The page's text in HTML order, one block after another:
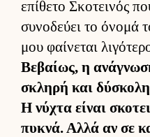
επίθετο Σκοτει­νός
συνοδεύει το όνομά
μου φαί­νεται
Βεβαί­ως, η
σκληρή και
Η νύχτα εί­ναι
πυκνά. Αλλά αν σε